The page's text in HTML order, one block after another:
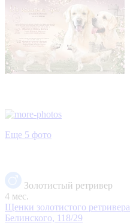
Еще 5 фото
Золотистый ретривер
4 мес.
Щенки золотистого ретривера
Белинского, 118/29